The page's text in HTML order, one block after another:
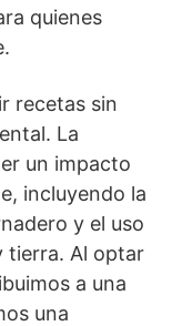
quienes
recetas sin
La
un impacto
incluyendo la
y el uso
tierra. Al optar
a una
una